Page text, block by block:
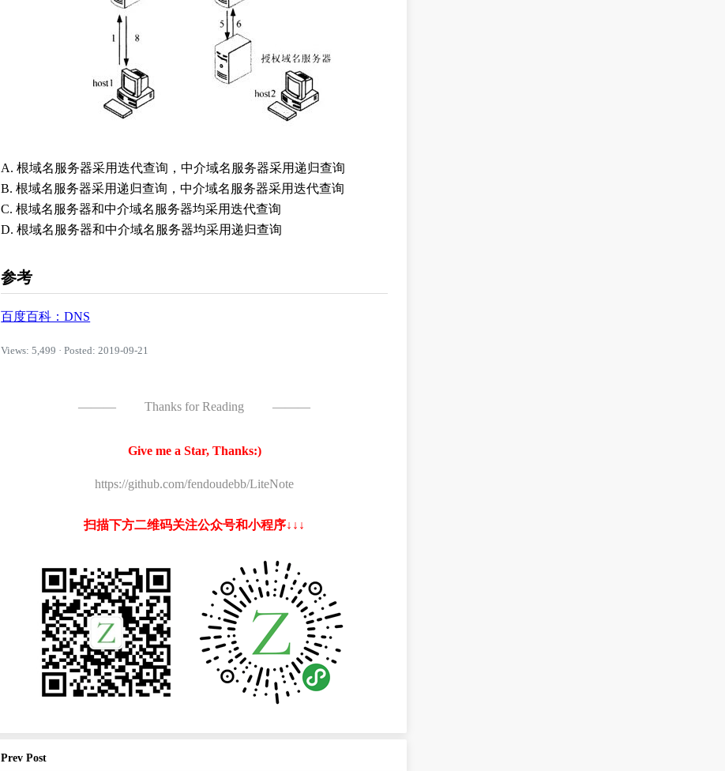
A. 根域名服务器采用迭代查询，中介域名服务器采用递归查询
B. 根域名服务器采用递归查询，中介域名服务器采用迭代查询
C. 根域名服务器和中介域名服务器均采用迭代查询
D. 根域名服务器和中介域名服务器均采用递归查询
参考
百度百科：DNS
Views: 5,499 · Posted: 2019-09-21
——— Thanks for Reading ———
Give me a Star, Thanks:)
https://github.com/fendoudebb/LiteNote
扫描下方二维码关注公众号和小程序↓↓↓
Prev Post